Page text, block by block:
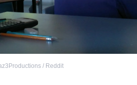
/ Reddit